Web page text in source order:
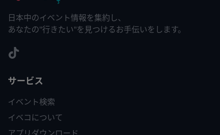
日本中のイベント情報を集約し、
あなたの"行きたい"を見つけるお手伝いをします。
サービス
イベント検索
イベコについて
アプリダウンロード